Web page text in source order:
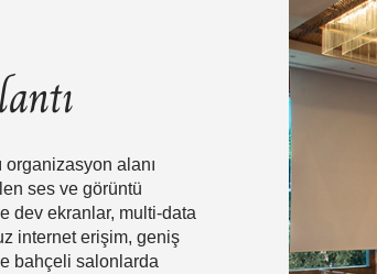
organizasyon alanı
ses ve görüntü
dev ekranlar, multi-data
internet erişim, geniş
bahçeli salonlarda